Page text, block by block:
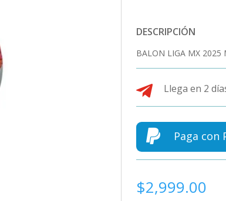
DESCRIPCIÓN
BALON LIGA MX 2025
 Llega en 2
 Paga con
$2,999.00